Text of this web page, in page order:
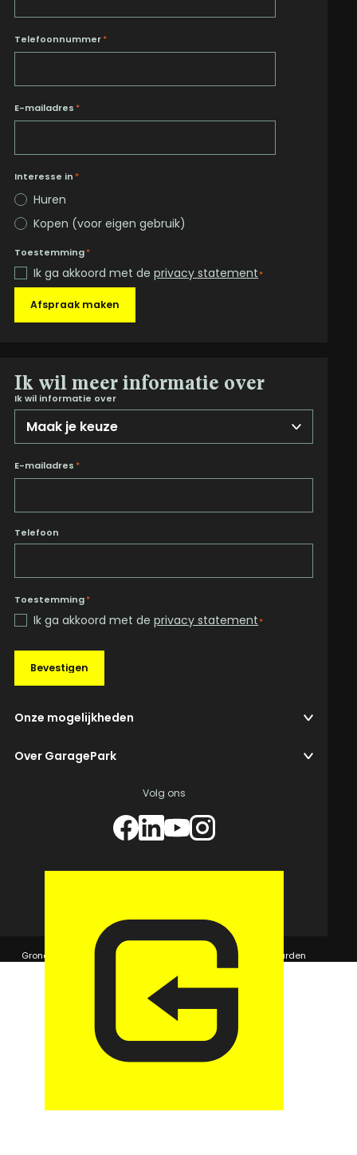
Telefoonnummer*
E-mailadres *
Interesse in *
Huren
Kopen (voor eigen gebruik)
Toestemming*
Ik ga akkoord met deprivacy statement*
Afspraak maken
Ik wil meer informatie over
Ik wil informatie over
E-mailadres *
Telefoon
Toestemming*
Ik ga akkoord met deprivacy statement*
Bevestigen
Onze mogelijkheden
Over GaragePark
Volg ons
© 2026 GaragePark.
Grondposities
365Beheer & GaragePark Algemene voorwaarden